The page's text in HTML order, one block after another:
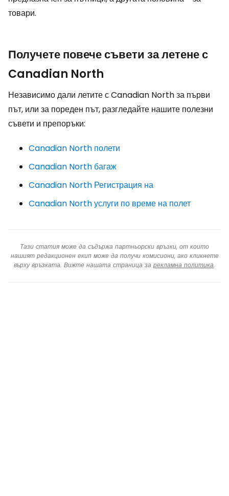
товари.
Получете повече съвети за летене с
Canadian North
Независимо дали летите с Canadian North за първи
път, или за пореден път, разгледайте нашите полезни
съвети и препоръки:
Canadian North полети
Canadian North багаж
Canadian North Регистрация на
Canadian North услуги по време на полет
Тази статия може да съдържа партньорски връзки, от които
нашият редакционен екип може да получи комисиони, ако кликнете
върху връзката. Вижте нашата страница за рекламна политика.